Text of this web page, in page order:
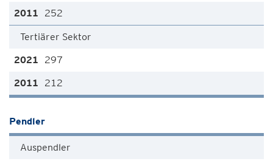
252
Tertiärer Sektor
297
212
Pendler
Auspendler